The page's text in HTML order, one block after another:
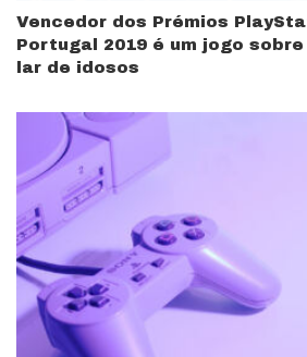
Vencedor dos Prémios
Portugal 2019 é um jogo sobre
lar de idosos